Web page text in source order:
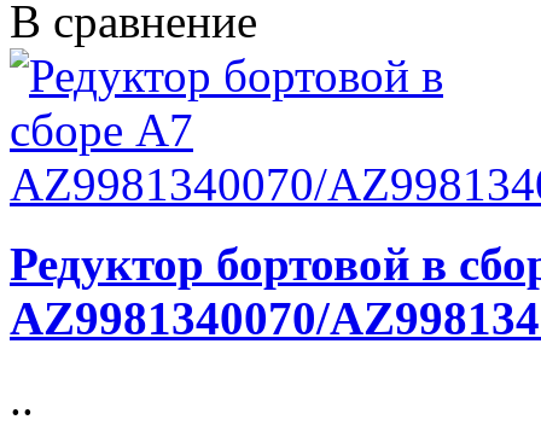
В сравнение
Редуктор бортовой в
AZ9981340070/
..